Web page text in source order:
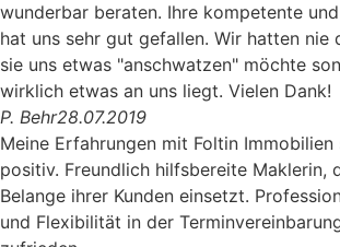
wunderbar beraten. Ihre kompetente
hat uns sehr gut gefallen. Wir hatten nie
sie uns etwas "anschwatzen" möchte
wirklich etwas an uns liegt. Vielen Dank!
P. Behr28.07.2019
Meine Erfahrungen mit Foltin
positiv. Freundlich hilfsbereite Maklerin,
Belange ihrer Kunden einsetzt.
und Flexibilität in der